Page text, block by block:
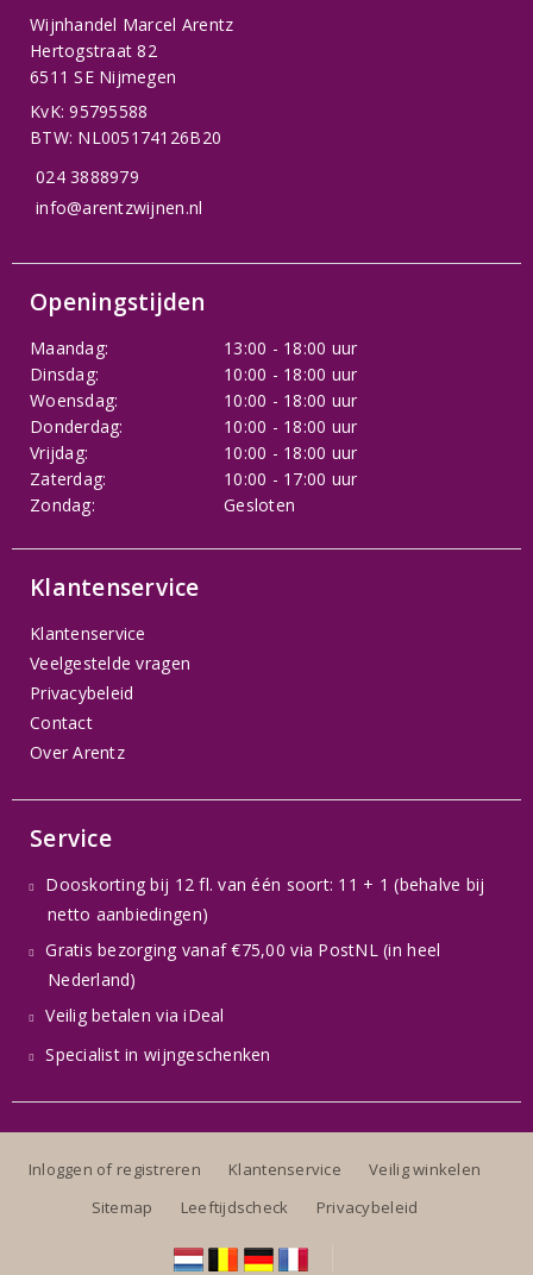
Wijnhandel Marcel Arentz
Hertogstraat 82
6511 SE Nijmegen
KvK: 95795588
BTW: NL005174126B20
024 3888979
info@arentzwijnen.nl
Openingstijden
Maandag:
13:00 - 18:00 uur
Dinsdag:
10:00 - 18:00 uur
Woensdag:
10:00 - 18:00 uur
Donderdag:
10:00 - 18:00 uur
Vrijdag:
10:00 - 18:00 uur
Zaterdag:
10:00 - 17:00 uur
Zondag:
Gesloten
Klantenservice
Klantenservice
Veelgestelde vragen
Privacybeleid
Contact
Over Arentz
Service
Dooskorting bij 12 fl. van één soort: 11 + 1 (behalve bij
netto aanbiedingen)
Gratis bezorging vanaf €75,00 via PostNL (in heel
Nederland)
Veilig betalen via iDeal
Specialist in wijngeschenken
Inloggen of registreren Klantenservice
Veilig winkelen
Sitemap
Leeftijdscheck Privacybeleid